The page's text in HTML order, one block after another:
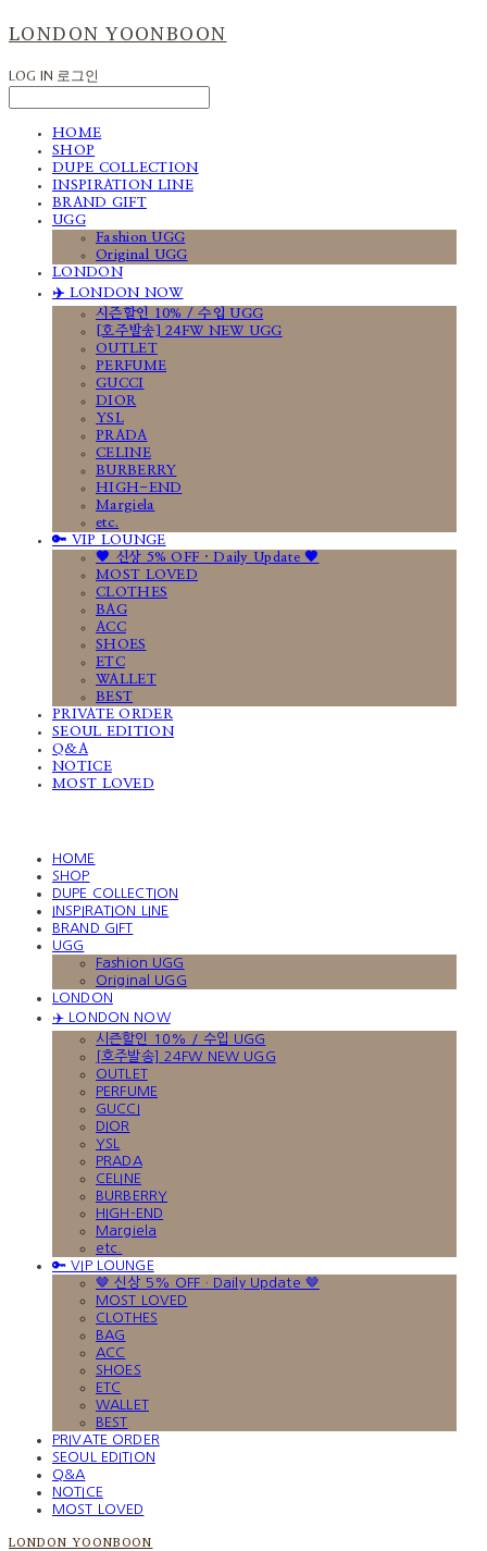
LONDON YOONBOON
LOG IN 로그인
HOME
SHOP
DUPE COLLECTION
INSPIRATION LINE
BRAND GIFT
UGG
Fashion UGG
Original UGG
LONDON
✈️ LONDON NOW
시즌할인 10% / 수입 UGG
[호주발송] 24FW NEW UGG
OUTLET
PERFUME
GUCCI
DIOR
YSL
PRADA
CELINE
BURBERRY
HIGH-END
Margiela
etc.
🔑 VIP LOUNGE
🤎 신상 5% OFF · Daily Update 🤎
MOST LOVED
CLOTHES
BAG
ACC
SHOES
ETC
WALLET
BEST
PRIVATE ORDER
SEOUL EDITION
Q&A
NOTICE
MOST LOVED
HOME
SHOP
DUPE COLLECTION
INSPIRATION LINE
BRAND GIFT
UGG
Fashion UGG
Original UGG
LONDON
✈️ LONDON NOW
시즌할인 10% / 수입 UGG
[호주발송] 24FW NEW UGG
OUTLET
PERFUME
GUCCI
DIOR
YSL
PRADA
CELINE
BURBERRY
HIGH-END
Margiela
etc.
🔑 VIP LOUNGE
🤎 신상 5% OFF · Daily Update 🤎
MOST LOVED
CLOTHES
BAG
ACC
SHOES
ETC
WALLET
BEST
PRIVATE ORDER
SEOUL EDITION
Q&A
NOTICE
MOST LOVED
LONDON YOONBOON